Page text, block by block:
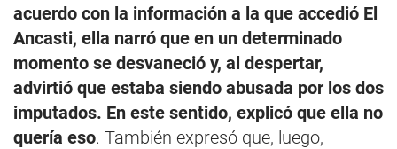
acuerdo con la información a la que accedió El
Ancasti, ella narró que en un determinado
momento se desvaneció y, al despertar,
advirtió que estaba siendo abusada por los dos
imputados. En este sentido, explicó que ella no
quería eso. También expresó que, luego,